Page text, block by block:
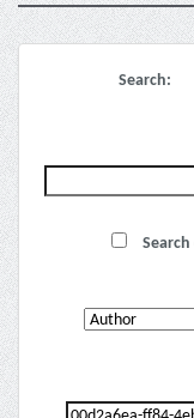
Search: